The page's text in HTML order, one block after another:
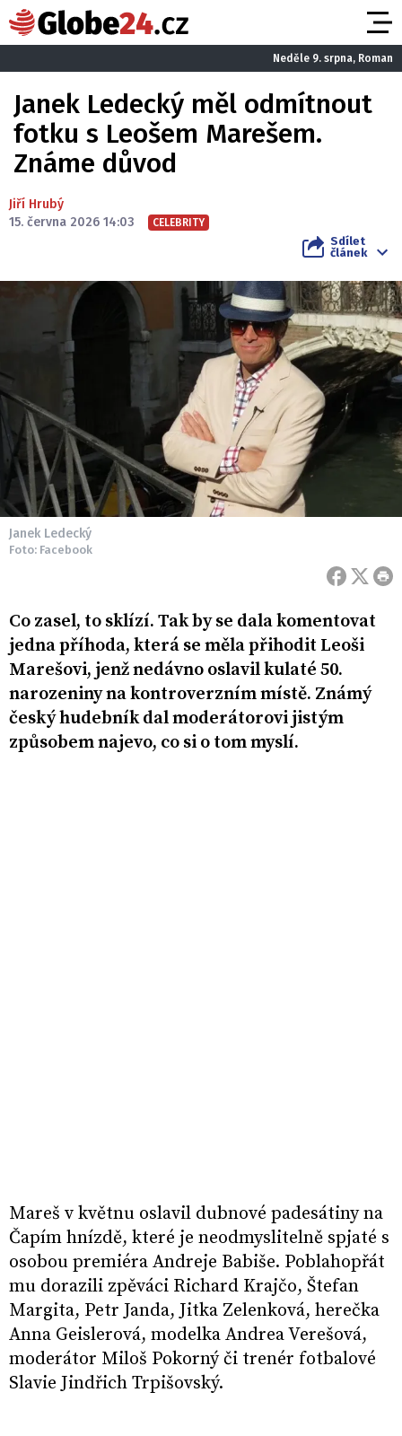
Neděle 9. srpna, Roman
Janek Ledecký měl odmítnout
fotku s Leošem Marešem.
Známe důvod
Jiří Hrubý
15. června 2026 14:03
CELEBRITY
Sdílet
článek
Janek Ledecký
Foto: Facebook
Co zasel, to sklízí. Tak by se dala komentovat
jedna příhoda, která se měla přihodit Leoši
Marešovi, jenž nedávno oslavil kulaté 50.
narozeniny na kontroverzním místě. Známý
český hudebník dal moderátorovi jistým
způsobem najevo, co si o tom myslí.
Mareš v květnu oslavil dubnové padesátiny na
Čapím hnízdě, které je neodmyslitelně spjaté s
osobou premiéra Andreje Babiše. Poblahopřát
mu dorazili zpěváci Richard Krajčo, Štefan
Margita, Petr Janda, Jitka Zelenková, herečka
Anna Geislerová, modelka Andrea Verešová,
moderátor Miloš Pokorný či trenér fotbalové
Slavie Jindřich Trpišovský.